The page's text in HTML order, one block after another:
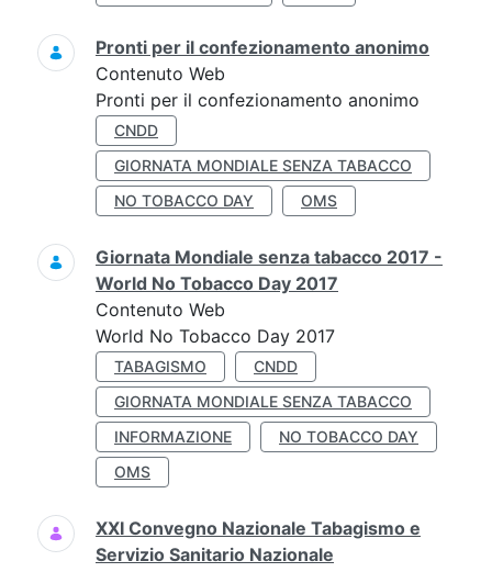
Pronti per il confezionamento anonimo
Contenuto Web
Pronti per il confezionamento anonimo
CNDD
GIORNATA MONDIALE SENZA TABACCO
NO TOBACCO DAY
OMS
Giornata Mondiale senza tabacco 2017 -
World No Tobacco Day 2017
Contenuto Web
World No Tobacco Day 2017
TABAGISMO
CNDD
GIORNATA MONDIALE SENZA TABACCO
INFORMAZIONE
NO TOBACCO DAY
OMS
XXI Convegno Nazionale Tabagismo e
Servizio Sanitario Nazionale